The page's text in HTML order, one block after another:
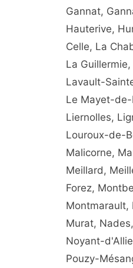
Gannat,
Hauterive,
Celle, La
La
Lavault-
Le Mayet-de-
Liernolles,
Louroux-de-
Malicorne,
Meillard,
Forez,
Montmarault,
Murat,
Noyant-
Pouzy-